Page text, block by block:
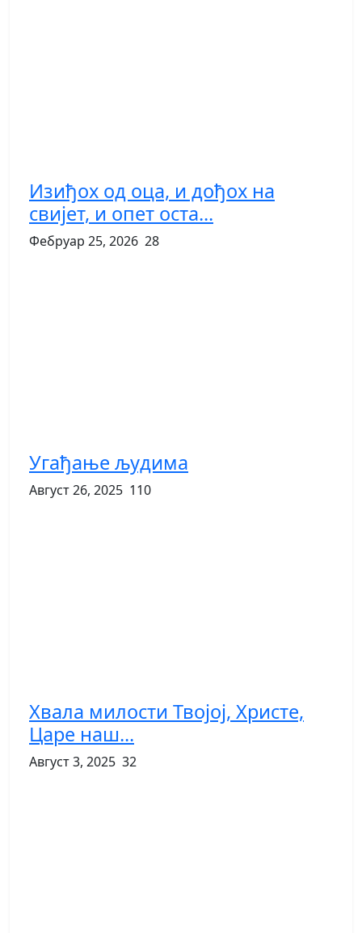
Изиђох од оца, и дођох на
свијет, и опет оста...
Фебруар 25, 2026 28
Угађање људима
Август 26, 2025 110
Хвала милости Твојој, Христе,
Царе наш...
Август 3, 2025 32